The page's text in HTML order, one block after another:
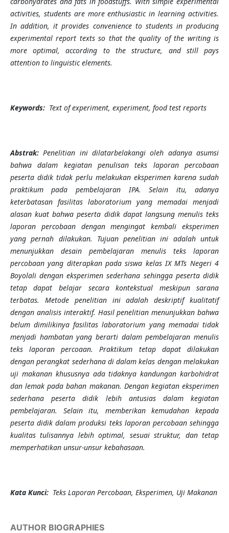
activities, students are more enthusiastic in learning activities.
In addition, it provides convenience to students in producing
experimental report texts so that the quality of the writing is
more optimal, according to the structure, and still pays
attention to linguistic elements.
Keywords: Text of experiment, experiment, food test reports
Abstrak:Penelitian ini dilatarbelakangi oleh adanya asumsi
bahwa dalam kegiatan penulisan teks laporan percobaan
peserta didik tidak perlu melakukan eksperimen karena sudah
praktikum pada pembelajaran IPA. Selain itu, adanya
keterbatasan fasilitas laboratorium yang memadai menjadi
alasan kuat bahwa peserta didik dapat langsung menulis teks
laporan percobaan dengan mengingat kembali eksperimen
yang pernah dilakukan. Tujuan penelitian ini adalah untuk
menunjukkan desain pembelajaran menulis teks laporan
percobaan yang diterapkan pada siswa kelas IX MTs Negeri 4
Boyolali dengan eksperimen sederhana sehingga peserta didik
tetap dapat belajar secara kontekstual meskipun sarana
terbatas. Metode penelitian ini adalah deskriptif kualitatif
dengan analisis interaktif. Hasil penelitian menunjukkan bahwa
belum dimilikinya fasilitas laboratorium yang memadai tidak
menjadi hambatan yang berarti dalam pembelajaran menulis
teks laporan percoaan. Praktikum tetap dapat dilakukan
dengan perangkat sederhana di dalam kelas dengan melakukan
uji makanan khususnya ada tidaknya kandungan karbohidrat
dan lemak pada bahan makanan. Dengan kegiatan eksperimen
sederhana peserta didik lebih antusias dalam kegiatan
pembelajaran. Selain itu, memberikan kemudahan kepada
peserta didik dalam produksi teks laporan percobaan sehingga
kualitas tulisannya lebih optimal, sesuai struktur, dan tetap
memperhatikan unsur-unsur kebahasaan.
Kata Kunci: Teks Laporan Percobaan, Eksperimen, Uji Makanan
AUTHOR BIOGRAPHIES